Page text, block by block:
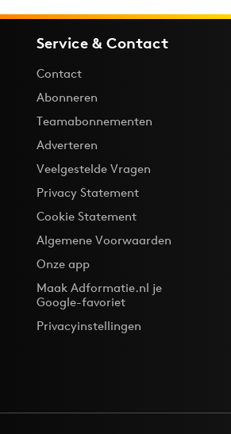
Service & Contact
Contact
Abonneren
Teamabonnementen
Adverteren
Veelgestelde Vragen
Privacy Statement
Cookie Statement
Algemene Voorwaarden
Onze app
Maak Adformatie.nl je
Google-favoriet
Privacyinstellingen